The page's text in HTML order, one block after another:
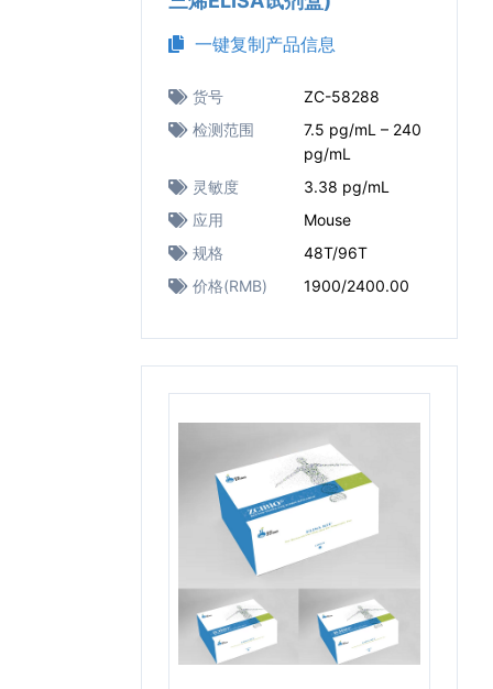
一键复制产品信息
货号
ZC-58288
检测范围
7.5 pg/mL – 240
pg/mL
灵敏度
3.38 pg/mL
应用
Mouse
规格
48T/96T
价格(RMB)
1900/2400.00